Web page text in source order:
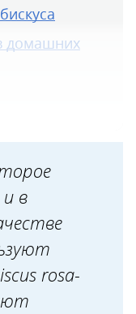
домашних
в
rosa-